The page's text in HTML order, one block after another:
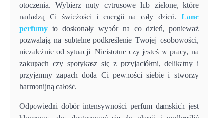
otoczenia. Wybierz nuty cytrusowe lub zielone, które
nadadzą Ci świeżości i energii na cały dzień. Lane
perfumy to doskonały wybór na co dzień, ponieważ
pozwalają na subtelne podkreślenie Twojej osobowości,
niezależnie od sytuacji. Nieistotne czy jesteś w pracy, na
zakupach czy spotykasz się z przyjaciółmi, delikatny i
przyjemny zapach doda Ci pewności siebie i stworzy
harmonijną całość.
Odpowiedni dobór intensywności perfum damskich jest